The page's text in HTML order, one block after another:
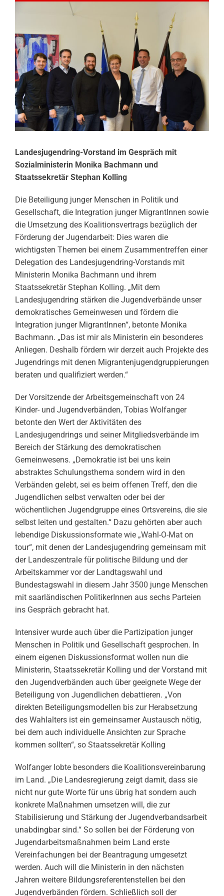
Landesjugendring-Vorstand im Gespräch mit
Sozialministerin Monika Bachmann und
Staatssekretär Stephan Kolling
Die Beteiligung junger Menschen in Politik und
Gesellschaft, die Integration junger MigrantInnen sowie
die Umsetzung des Koalitionsvertrags bezüglich der
Förderung der Jugendarbeit: Dies waren die
wichtigsten Themen bei einem Zusammentreffen einer
Delegation des Landesjugendring-Vorstands mit
Ministerin Monika Bachmann und ihrem
Staatssekretär Stephan Kolling. „Mit dem
Landesjugendring stärken die Jugendverbände unser
demokratisches Gemeinwesen und fördern die
Integration junger MigrantInnen“, betonte Monika
Bachmann. „Das ist mir als Ministerin ein besonderes
Anliegen. Deshalb fördern wir derzeit auch Projekte des
Jugendrings mit denen Migrantenjugendgruppierungen
beraten und qualifiziert werden.“
Der Vorsitzende der Arbeitsgemeinschaft von 24
Kinder- und Jugendverbänden, Tobias Wolfanger
betonte den Wert der Aktivitäten des
Landesjugendrings und seiner Mitgliedsverbände im
Bereich der Stärkung des demokratischen
Gemeinwesens. „Demokratie ist bei uns kein
abstraktes Schulungsthema sondern wird in den
Verbänden gelebt, sei es beim offenen Treff, den die
Jugendlichen selbst verwalten oder bei der
wöchentlichen Jugendgruppe eines Ortsvereins, die sie
selbst leiten und gestalten.“ Dazu gehörten aber auch
lebendige Diskussionsformate wie „Wahl-O-Mat on
tour“, mit denen der Landesjugendring gemeinsam mit
der Landeszentrale für politische Bildung und der
Arbeitskammer vor der Landtagswahl und
Bundestagswahl in diesem Jahr 3500 junge Menschen
mit saarländischen PolitikerInnen aus sechs Parteien
ins Gespräch gebracht hat.
Intensiver wurde auch über die Partizipation junger
Menschen in Politik und Gesellschaft gesprochen. In
einem eigenen Diskussionsformat wollen nun die
Ministerin, Staatssekretär Kolling und der Vorstand mit
den Jugendverbänden auch über geeignete Wege der
Beteiligung von Jugendlichen debattieren. „Von
direkten Beteiligungsmodellen bis zur Herabsetzung
des Wahlalters ist ein gemeinsamer Austausch nötig,
bei dem auch individuelle Ansichten zur Sprache
kommen sollten“, so Staatssekretär Kolling
Wolfanger lobte besonders die Koalitionsvereinbarung
im Land. „Die Landesregierung zeigt damit, dass sie
nicht nur gute Worte für uns übrig hat sondern auch
konkrete Maßnahmen umsetzen will, die zur
Stabilisierung und Stärkung der Jugendverbandsarbeit
unabdingbar sind.“ So sollen bei der Förderung von
Jugendarbeitsmaßnahmen beim Land erste
Vereinfachungen bei der Beantragung umgesetzt
werden. Auch will die Ministerin in den nächsten
Jahren weitere Bildungsreferentenstellen bei den
Jugendverbänden fördern. Schließlich soll der